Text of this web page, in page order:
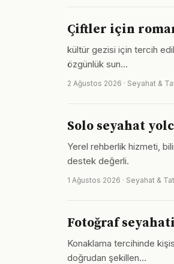
Çiftler için
kültür gezisi için tercih
özgünlük sun…
2 Ağustos 2026 · Seyahat &
Solo seyahat
Yerel rehberlik hizmeti,
destek değerli.
1 Ağustos 2026 · Seyahat &
Fotoğraf
Konaklama tercihinde
doğrudan şekillen…